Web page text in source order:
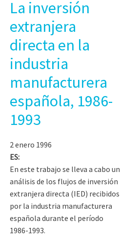
La inversión
extranjera
directa en la
industria
manufacturera
española, 1986-
1993
2 enero 1996
ES:
En este trabajo se lleva a cabo un
análisis de los flujos de inversión
extranjera directa (IED) recibidos
por la industria manufacturera
española durante el período
1986-1993.